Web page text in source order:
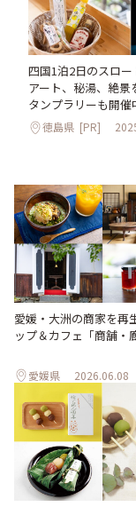
四国1泊2日のスロ
アート、秘湯、絶景
タンプラリーも開催
徳島県 [PR]
愛媛・大洲の商家を再
ップ＆カフェ「商舗・
愛媛県 2026.06.08